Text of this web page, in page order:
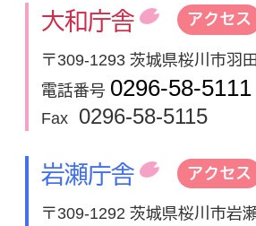
大和庁舎 アクセス
〒309-1293 茨城県桜川市羽
電話番号 0296-58-5111
Fax
0296-58-5115
岩瀬庁舎 アクセス
〒309-1292 茨城県桜川市岩